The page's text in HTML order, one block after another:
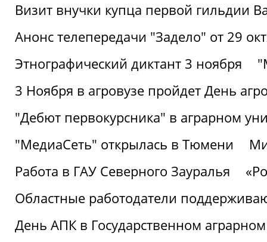
Визит внучки купца первой гильдии
Анонс телепередачи "Задело" от 29
Этнографический диктант 3 ноября
3 Ноября в агровузе пройдет День
"Дебют первокурсника" в аграрном
"МедиаСеть" открылась в Тюмени
Работа в ГАУ Северного Зауралья
Областные работодатели
День АПК в Государственном